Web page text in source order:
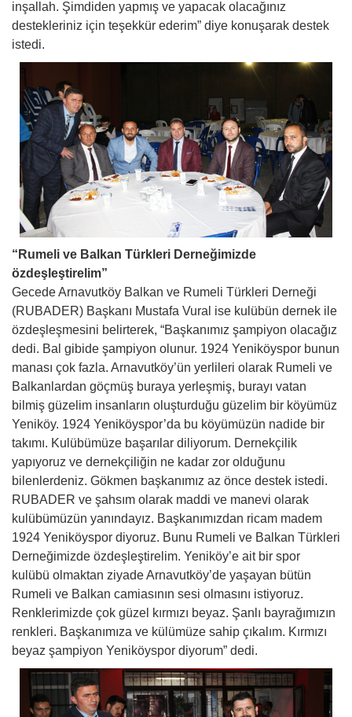
inşallah. Şimdiden yapmış ve yapacak olacağınız
destekleriniz için teşekkür ederim” diye konuşarak destek
istedi.
“Rumeli ve Balkan Türkleri Derneğimizde
özdeşleştirelim”
Gecede Arnavutköy Balkan ve Rumeli Türkleri Derneği
(RUBADER) Başkanı Mustafa Vural ise kulübün dernek ile
özdeşleşmesini belirterek, “Başkanımız şampiyon olacağız
dedi. Bal gibide şampiyon olunur. 1924 Yeniköyspor bunun
manası çok fazla. Arnavutköy’ün yerlileri olarak Rumeli ve
Balkanlardan göçmüş buraya yerleşmiş, burayı vatan
bilmiş güzelim insanların oluşturduğu güzelim bir köyümüz
Yeniköy. 1924 Yeniköyspor’da bu köyümüzün nadide bir
takımı. Kulübümüze başarılar diliyorum. Dernekçilik
yapıyoruz ve dernekçiliğin ne kadar zor olduğunu
bilenlerdeniz. Gökmen başkanımız az önce destek istedi.
RUBADER ve şahsım olarak maddi ve manevi olarak
kulübümüzün yanındayız. Başkanımızdan ricam madem
1924 Yeniköyspor diyoruz. Bunu Rumeli ve Balkan Türkleri
Derneğimizde özdeşleştirelim. Yeniköy’e ait bir spor
kulübü olmaktan ziyade Arnavutköy’de yaşayan bütün
Rumeli ve Balkan camiasının sesi olmasını istiyoruz.
Renklerimizde çok güzel kırmızı beyaz. Şanlı bayrağımızın
renkleri. Başkanımıza ve külümüze sahip çıkalım. Kırmızı
beyaz şampiyon Yeniköyspor diyorum” dedi.